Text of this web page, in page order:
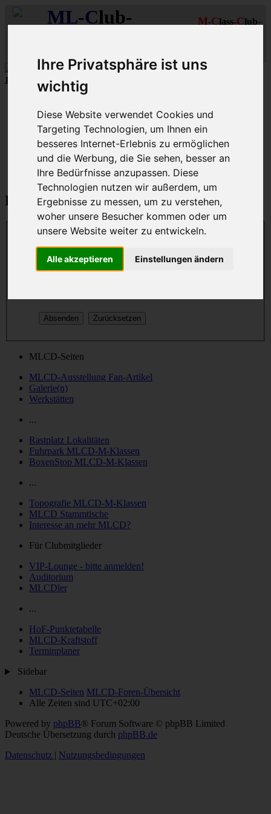
Ihre Privatsphäre ist uns
wichtig
Diese Website verwendet Cookies und
Targeting Technologien, um Ihnen ein
besseres Internet-Erlebnis zu ermöglichen
und die Werbung, die Sie sehen, besser an
Ihre Bedürfnisse anzupassen. Diese
Technologien nutzen wir außerdem, um
Ergebnisse zu messen, um zu verstehen,
woher unsere Besucher kommen oder um
unsere Website weiter zu entwickeln.
Alle akzeptieren Einstellungen ändern
ML-Club-
Mercedes M-Klasse Club!
M-Class-Club-
10 aus mehr als 110 8-Zylinder
Ungelesene
MLCD-Ausstellung
Forennutzer
FAQ
MLCD-Seiten MLCD-Foren-Übersicht
Passwort zurücksetzen
Du musst die E-Mail-Adresse angeben, die in deinem Profil
hinterlegt ist. Diese hast du bei der Registrierung angegeben
oder nachträglich in deinem persönlichen Bereich geändert.
MLCD-Seiten
MLCD-Ausstellung Fan-Artikel
Galerie(n)
Werkstätten
...
Rastplatz Lokalitäten
Fuhrpark MLCD-M-Klassen
BoxenStop MLCD-M-Klassen
...
Topografie MLCD-M-Klassen
MLCD Stammtische
Interesse an mehr MLCD?
Für Clubmitglieder
VIP-Lounge - bitte anmelden!
Auditorium
MLCDler
...
HoF-Punktetabelle
MLCD-Kraftstoff
Terminplaner
Sidebar
MLCD-Seiten MLCD-Foren-Übersicht
Alle Zeiten sind UTC+02:00
Powered by phpBB® Forum Software © phpBB Limited
Deutsche Übersetzung durch phpBB.de
Datenschutz | Nutzungsbedingungen